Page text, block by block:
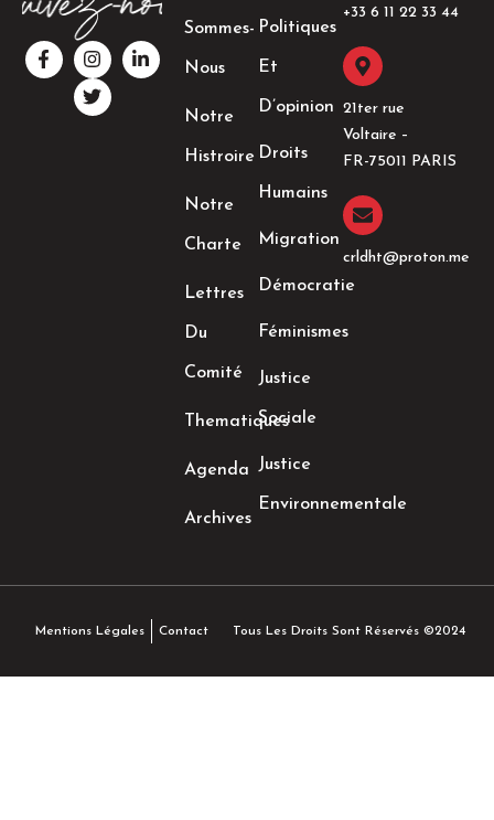
F
a
c
I
n
s
t
a
L
i
n
T
w
i
t
t
Sommes-
Nous
Notre
Histroire
Notre
Charte
Lettres
Du
Comité
Thematiques
Agenda
Archives
Politiques
Et
D’opinion
Droits
Humains
Migration
Démocratie
Féminismes
Justice
Sociale
Justice
Environnementale
+33 6 11 22 33 44​
21ter rue
Voltaire –
FR-75011 PARIS
crldht@proton.me
Mentions Légales Contact Tous Les Droits Sont Réservés ©2024